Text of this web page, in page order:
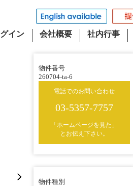
イン 会社概要 社内行事
物件番号
260704-ta-6
電話でのお問い合わせ
03-5357-7757
「ホームページを見た」
とお伝え下さい。
物件種別